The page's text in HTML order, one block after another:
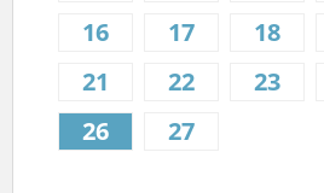
16
17 18
21
22 23
26
27